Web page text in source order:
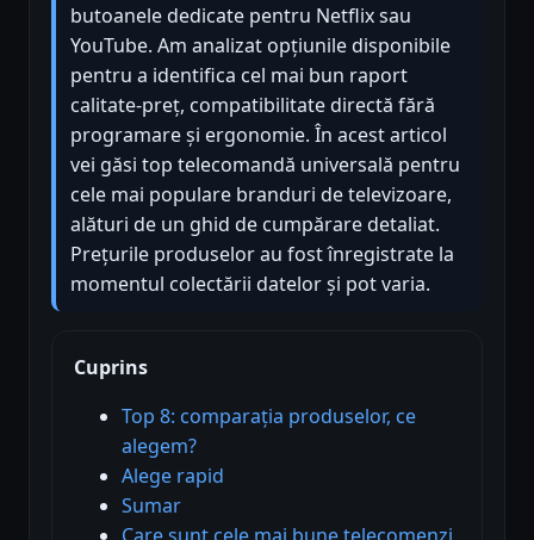
butoanele dedicate pentru Netflix sau
YouTube. Am analizat opțiunile disponibile
pentru a identifica cel mai bun raport
calitate-preț, compatibilitate directă fără
programare și ergonomie. În acest articol
vei găsi top telecomandă universală pentru
cele mai populare branduri de televizoare,
alături de un ghid de cumpărare detaliat.
Prețurile produselor au fost înregistrate la
momentul colectării datelor și pot varia.
Cuprins
Top 8: comparația produselor, ce
alegem?
Alege rapid
Sumar